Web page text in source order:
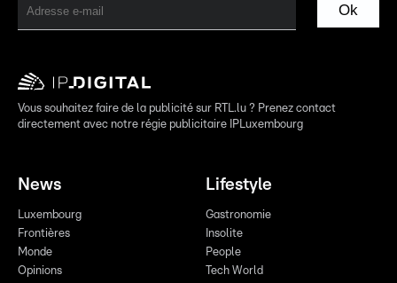
Ok
Vous souhaitez faire de la publicité sur RTL.lu ? Prenez contact
directement avec notre régie publicitaire IPLuxembourg
News
Luxembourg
Frontières
Monde
Opinions
Lifestyle
Gastronomie
Insolite
People
Tech World